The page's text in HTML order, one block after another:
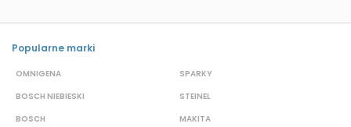
Popularne marki
OMNIGENA
BOSCH NIEBIESKI
BOSCH
SPARKY
STEINEL
MAKITA